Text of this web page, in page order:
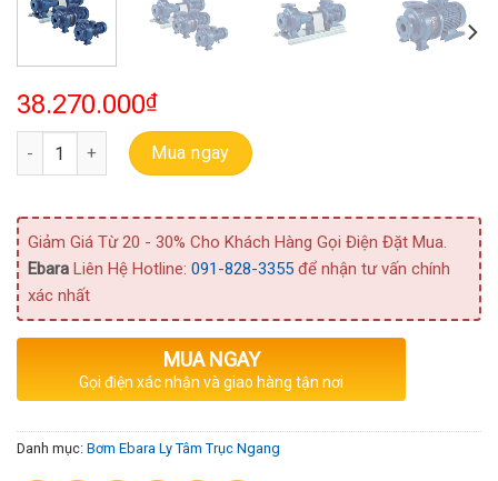
38.270.000₫
Bơm Ebara Buồng Bơm Bằng Gang Model 3D 40-200/11 số lượng
Mua ngay
Giảm Giá Từ 20 - 30% Cho Khách Hàng Gọi Điện Đặt Mua.
Ebara Liên Hệ Hotline: 091-828-3355 để nhận tư vấn chính
xác nhất
MUA NGAY
Gọi điện xác nhận và giao hàng tận nơi
Danh mục: Bơm Ebara Ly Tâm Trục Ngang